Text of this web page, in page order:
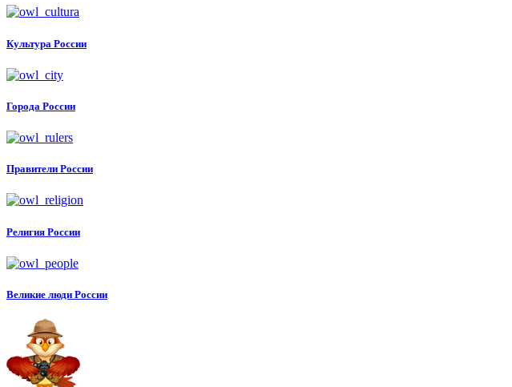
Культура России
Города России
Правители России
Религия России
Великие люди России